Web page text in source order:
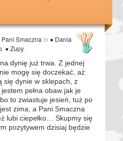
Pani Smaczna in ● Dania
● Zupy.
dynię już trwa. Z jednej
mogę się doczekać, aż
się dynie w sklepach, z
pełna obaw jak je
to zwiastuje jesień, tuż po
zima, a Pani Smaczna
lubi ciepełko… Skupmy się
pozytywem dzisiaj będzie